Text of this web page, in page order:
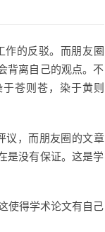
作的反驳。而朋友圈
背离自己的观点。不
苍则苍，染于黄则
议，而朋友圈的文章
是没有保证。这是学
使得学术论文有自己